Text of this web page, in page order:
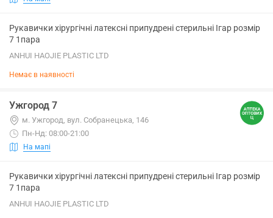
Рукавички хірургічні латексні припудрені стерильні Ігар розмір
7 1пара
ANHUI HAOJIE PLASTIC LTD
Немає в наявності
Ужгород 7
м. Ужгород, вул. Собранецька, 146
Пн-Нд: 08:00-21:00
На мапі
Рукавички хірургічні латексні припудрені стерильні Ігар розмір
7 1пара
ANHUI HAOJIE PLASTIC LTD